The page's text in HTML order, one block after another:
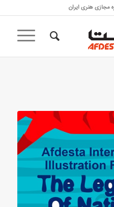
مجازی هنری ایران